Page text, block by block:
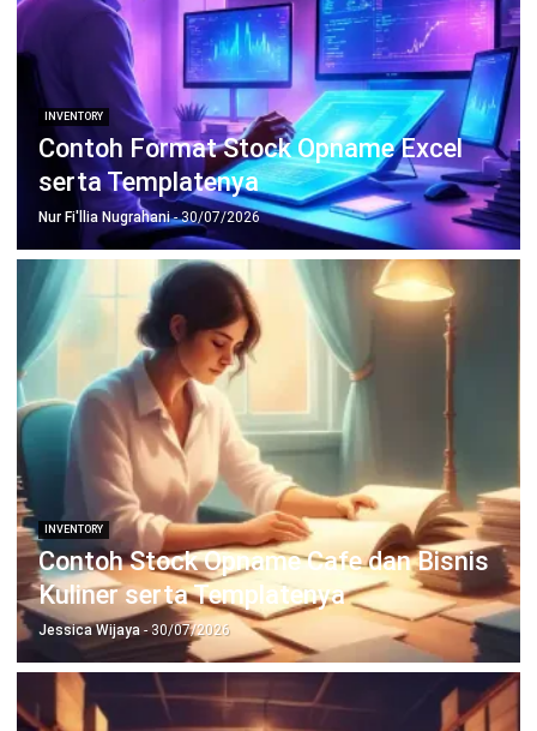
dan Pihak yang Dilibatkan
Jessica Wijaya - 23/07/2026
15 KPI Inventory Management yang
Wajib Dipantau dan Cara Ukurnya
Jessica Wijaya - 29/07/2026